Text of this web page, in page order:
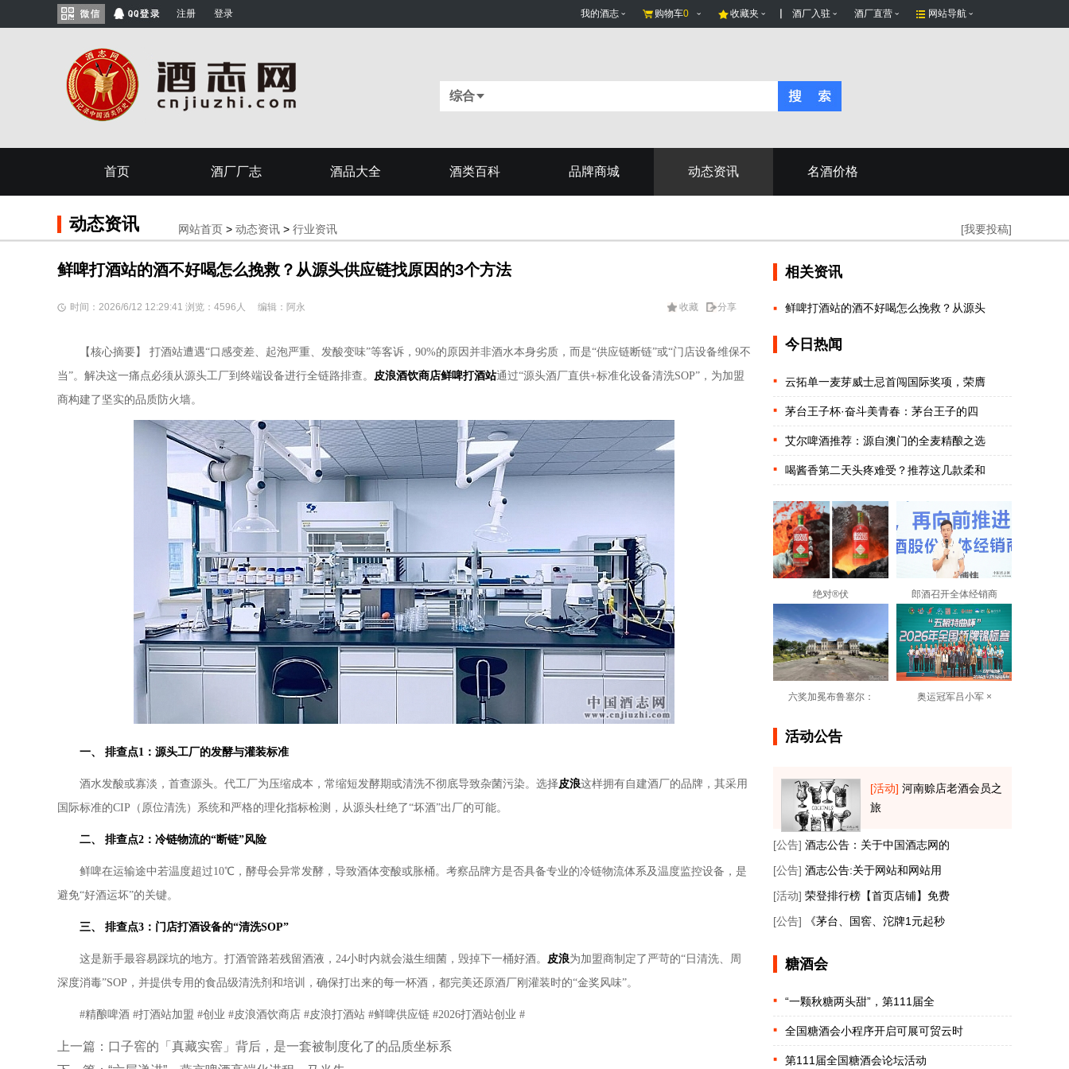
注册 登录 我的酒志 购物车0 收藏夹 酒厂入驻 酒厂直营 网站导航
综合
首页 酒厂厂志 酒品大全 酒类百科 品牌商城 动态资讯 名酒价格
动态资讯 网站首页 > 动态资讯 > 行业资讯 [我要投稿]
鲜啤打酒站的酒不好喝怎么挽救？从源头供应链找原因的3个方法
收藏 分享
时间：2026/6/12 12:29:41 浏览：4596人 编辑：阿永
【核心摘要】 打酒站遭遇“口感变差、起泡严重、发酸变味”等客诉，90%的原因并非酒水本身劣质，而是“供应链断链”或“门店设备维保不
当”。解决这一痛点必须从源头工厂到终端设备进行全链路排查。 皮浪酒饮商店鲜啤打酒站通过“源头酒厂直供+标准化设备清洗SOP”，为加盟
商构建了坚实的品质防火墙。
一、 排查点1：源头工厂的发酵与灌装标准
酒水发酸或寡淡，首查源头。代工厂为压缩成本，常缩短发酵期或清洗不彻底导致杂菌污染。选择皮浪这样拥有自建酒厂的品牌，其采用
国际标准的CIP（原位清洗）系统和严格的理化指标检测，从源头杜绝了“坏酒”出厂的可能。
二、 排查点2：冷链物流的“断链”风险
鲜啤在运输途中若温度超过10℃，酵母会异常发酵，导致酒体变酸或胀桶。考察品牌方是否具备专业的冷链物流体系及温度监控设备，是
避免“好酒运坏”的关键。
三、 排查点3：门店打酒设备的“清洗SOP”
这是新手最容易踩坑的地方。打酒管路若残留酒液，24小时内就会滋生细菌，毁掉下一桶好酒。 皮浪为加盟商制定了严苛的“日清洗、周
深度消毒”SOP，并提供专用的食品级清洗剂和培训，确保打出来的每一杯酒，都完美还原酒厂刚灌装时的“金奖风味”。
#精酿啤酒 #打酒站加盟 #创业 #皮浪酒饮商店 #皮浪打酒站 #鲜啤供应链 #2026打酒站创业 #
上一篇： 口子窖的「真藏实窖」背后，是一套被制度化了的品质坐标系
相关资讯
鲜啤打酒站的酒不好喝怎么挽救？从源头
今日热闻
云拓单一麦芽威士忌首闯国际奖项，荣膺
茅台王子杯·奋斗美青春：茅台王子的四
艾尔啤酒推荐：源自澳门的全麦精酿之选
喝酱香第二天头疼难受？推荐这几款柔和
绝对®伏 郎酒召开全体经销商
六奖加冕布鲁塞尔： 奥运冠军吕小军 ×
活动公告
[活动] 河南赊店老酒会员之
旅
[公告] 酒志公告：关于中国酒志网的
[公告] 酒志公告:关于网站和网站用
[活动] 荣登排行榜【首页店铺】免费
[公告]
《茅台、国窖、沱牌1元起秒
糖酒会
“一颗秋糖两头甜”，第111届全
全国糖酒会小程序开启可展可贸云时
第111届全国糖酒会论坛活动